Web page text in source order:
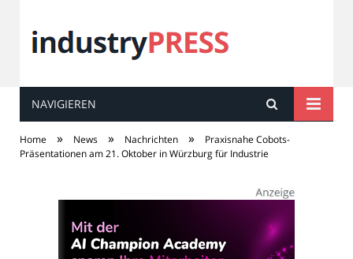
industryPRESS
NAVIGIEREN
Home » News » Nachrichten »
Praxisnahe Cobots-
Präsentationen am 21. Oktober in Würzburg für Industrie